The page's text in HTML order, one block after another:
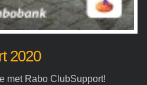
2020
met Rabo ClubSupport!